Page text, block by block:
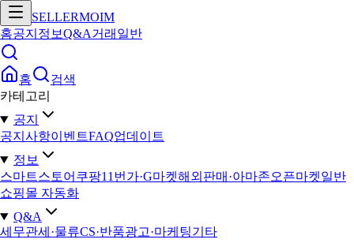
SELLERMOIM
홈공지 정보Q&A거래 일반
홈
검색
카테고리
공지
공지사항이벤트FAQ업데이트
정보
스마트스토어 쿠팡11번가·G마켓해외판매·아마존오픈마켓일반
쇼핑몰 자동화
Q&A
세무관세·물류CS·반품광고·마케팅기타